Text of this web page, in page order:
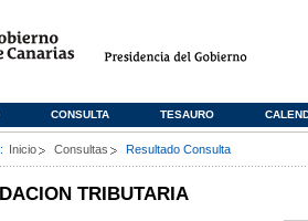
CONSULTA TESAURO
Inicio Consultas Resultado Consulta
TRIBUTARIA